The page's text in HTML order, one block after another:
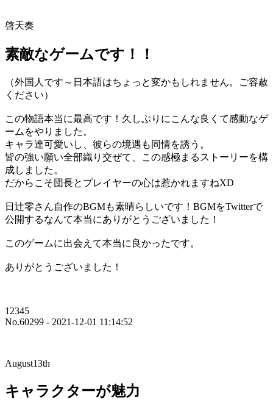
啓天奏
素敵なゲームです！！
（外国人です～日本語はちょっと変かもしれません。ご容赦
ください）
この物語本当に最高です！久しぶりにこんな良くて感動なゲ
ームをやりました。
キャラ達可愛いし、彼らの境遇も同情を誘う。
皆の強い願い全部織り交ぜて、この感極まるストーリーを構
成しました。
だからこそ団長とプレイヤーの心は惹かれますねXD
日辻零さん自作のBGMも素晴らしいです！BGMをTwitterで
公開するなんて本当にありがとうございました！
このゲームに出会えて本当に良かったです。
ありがとうございました！
12345
No.60299 - 2021-12-01 11:14:52
August13th
キャラクターが魅力